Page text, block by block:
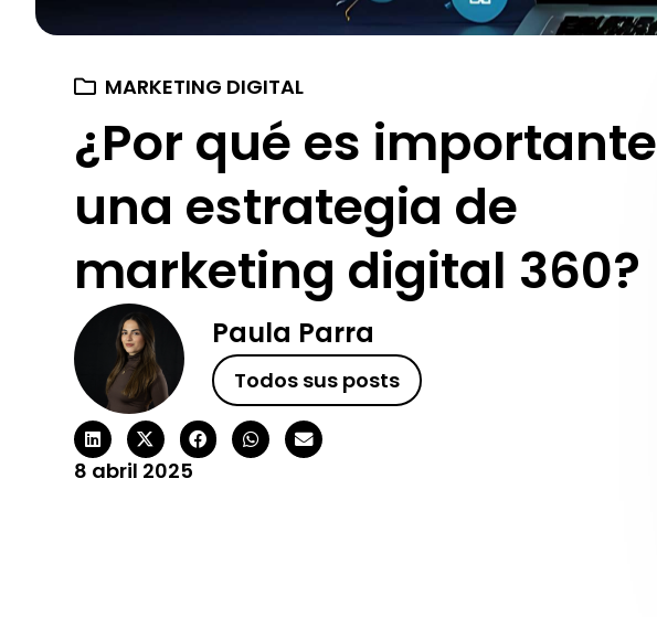
MARKETING DIGITAL
¿Por qué es importante
una estrategia de
marketing digital 360?
Paula Parra
Todos sus posts
8 abril 2025